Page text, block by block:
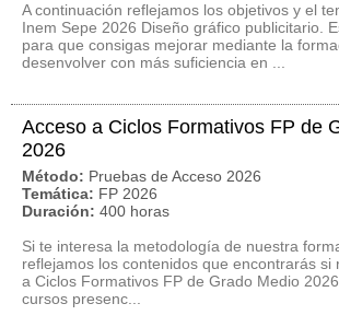
A continuación reflejamos los objetivos y el
Inem Sepe 2026 Diseño gráfico publicitario.
para que consigas mejorar mediante la
desenvolver con más suficiencia en ...
Acceso a Ciclos Formativos FP de
2026
Método: Pruebas de Acceso 2026
Temática: FP 2026
Duración: 400 horas
Si te interesa la metodología de nuestra
reflejamos los contenidos que encontrarás si
a Ciclos Formativos FP de Grado Medio
cursos presenc...